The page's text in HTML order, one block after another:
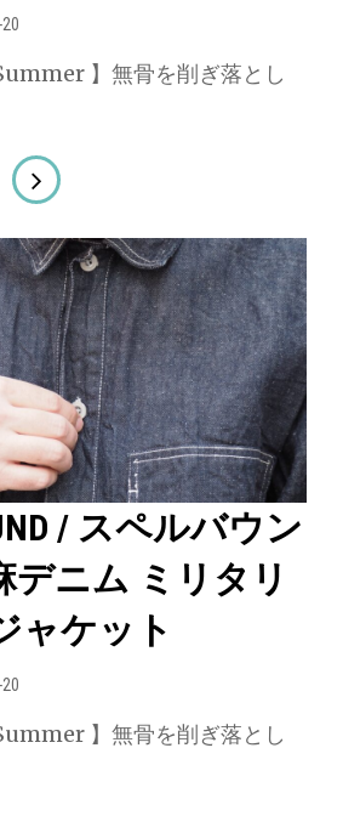
ィ
ワ
シ
】無骨を削ぎ落とし
]
/ スペルバウン
デニム ミリタリ
ャケット
】無骨を削ぎ落とし